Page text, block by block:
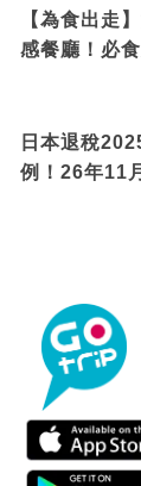
【為食出走
感餐廳！必
日本退稅
例！26年11